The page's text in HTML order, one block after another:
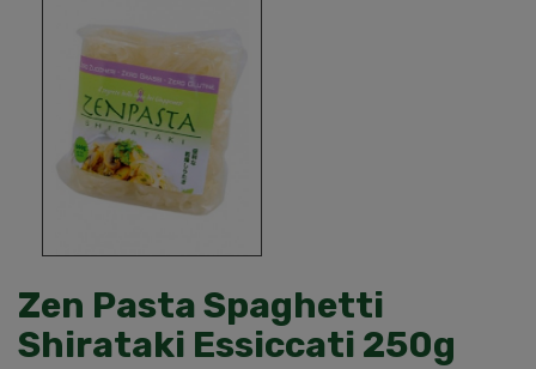
Zen Pasta Spaghetti
Shirataki Essiccati 250g